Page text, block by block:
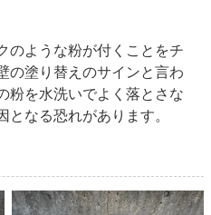
ような粉が付くことをチ
の塗り替えのサインと言わ
粉を水洗いでよく落とさな
なる恐れがあります。